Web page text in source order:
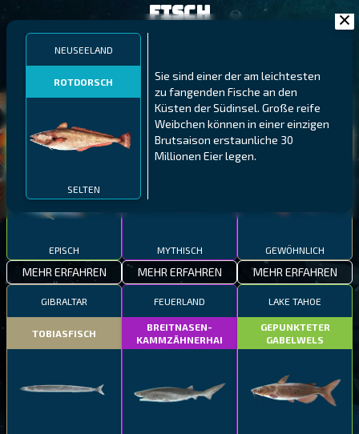
NEUSEELAND
ROTDORSCH
SELTEN
Sie sind einer der am leichtesten
zu fangenden Fische an den
Küsten der Südinsel. Große reife
Weibchen können in einer einzigen
Brutsaison erstaunliche 30
Millionen Eier legen.
Fisch
GESTRECKTER
SCHABEMUND-
EPISCH
MEHR ERFAHREN
NÖRDLICHE FJORDE
ATLANTISCHER LENG
MYTHISCH
MEHR ERFAHREN
GALAPAGOS-INSELN
MEXIKANISCHER
GEWÖHNLICH
MEHR ERFAHREN
GIBRALTAR
TOBIASFISCH
FEUERLAND
BREITNASEN-
KAMMZÄHNERHAI
LAKE TAHOE
GEPUNKTETER
GABELWELS